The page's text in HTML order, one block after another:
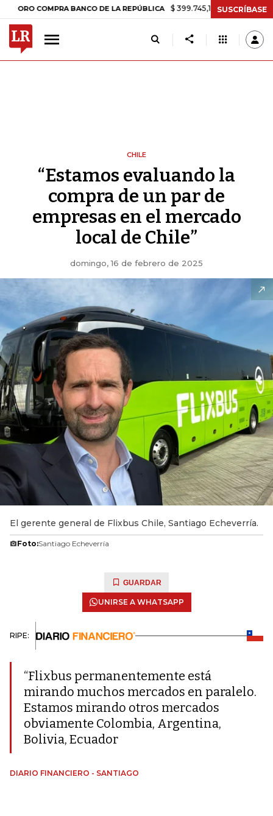
BANCO DE LA REPÚBLICA $ 399.745,16 +$ 2.295,71 +0,58%
SUSCRÍBASE
CHILE
“Estamos evaluando la
compra de un par de
empresas en el mercado
local de Chile”
domingo, 16 de febrero de 2025
El gerente general de Flixbus Chile, Santiago Echeverría.
Foto:Santiago Echeverría
GUARDAR
UNIRSE A WHATSAPP
RIPE:
“Flixbus permanentemente está
mirando muchos mercados en paralelo.
Estamos mirando otros mercados
obviamente Colombia, Argentina,
Bolivia, Ecuador
DIARIO FINANCIERO - SANTIAGO